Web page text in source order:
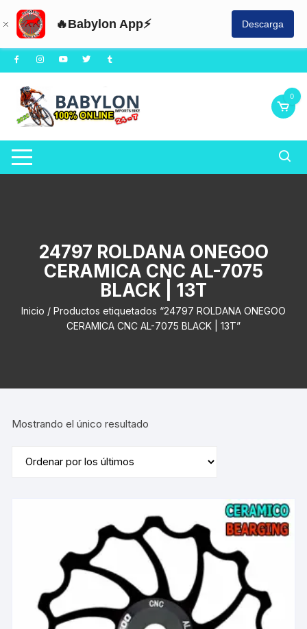
🔥Babylon App⚡ Descarga
Saltar
al
contenido
0
24797 ROLDANA ONEGOO
CERAMICA CNC AL-7075
BLACK | 13T
Inicio / Productos etiquetados “24797 ROLDANA ONEGOO
CERAMICA CNC AL-7075 BLACK | 13T”
Mostrando el único resultado